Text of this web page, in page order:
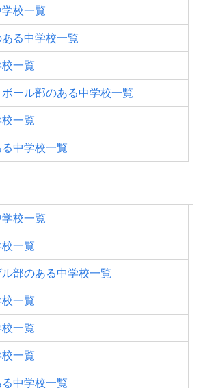
校一覧
る中学校一覧
一覧
ール部のある中学校一覧
一覧
中学校一覧
校一覧
一覧
部のある中学校一覧
一覧
一覧
一覧
中学校一覧